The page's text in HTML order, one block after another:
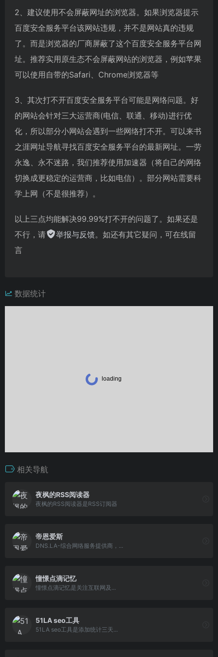
2、建议使用不会屏蔽网址的浏览器。如果浏览器提示
百度安全服务平台该网站违规，并不是网站真的违规
了。而是浏览器的厂商屏蔽了这个百度安全服务平台网
址。推荐实用原生态不会屏蔽网站的浏览器，例如苹果
可以使用自带的Safari、Chrome浏览器等
3、其次打不开百度安全服务平台可能是网络问题。好
的网站会针对三大运营商(电信、联通、移动)进行优
化，所以部分小网站会遇到一些网络打不开。可以来书
之涯网址导航寻找百度安全服务平台的最新网址。一劳
永逸、永不迷路，我们推荐使用加速器（将自己的网络
切换成更稳定的运营商，比如电信）。部分网站需要科
学上网（不是很推荐）。
以上三点均能解决99.99%打不开的问题了。如果还是
不行，请
举报与反馈。如还有其它疑问，可在线留
言
数据统计
相关导航
夜枫的RSS阅读器
夜枫的RSS阅读器是RSS订阅器
帝恩爱斯
DNS.LA-综合网络服务提供商，...
憧憬点滴记忆
憧憬点滴记忆是关注互联网及...
51LA seo工具
51LA seo工具是添加统计三天...